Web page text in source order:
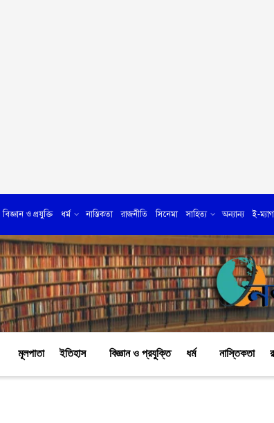
বিজ্ঞান ও প্রযুক্তি ধর্ম নাস্তিকতা রাজনীতি সিনেমা সাহিত্য অন্যান্য ই-
মূলপাতা ইতিহাস বিজ্ঞান ও প্রযুক্তি ধর্ম নাস্তিকতা